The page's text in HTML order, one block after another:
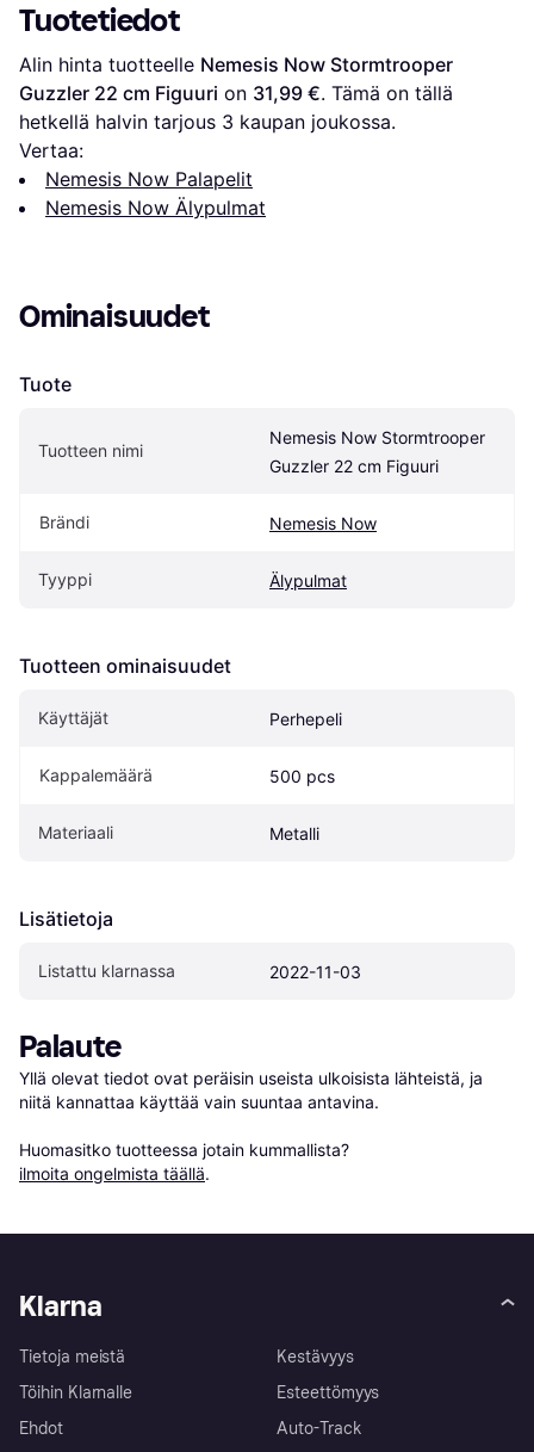
Tuotetiedot
Alin hinta tuotteelle Nemesis Now Stormtrooper
Guzzler 22 cm Figuuri on 31,99 €. Tämä on tällä
hetkellä halvin tarjous 3 kaupan joukossa.
Vertaa:
Nemesis Now Palapelit
Nemesis Now Älypulmat
Ominaisuudet
Tuote
Tuotteen nimi
Nemesis Now Stormtrooper
Guzzler 22 cm Figuuri
Brändi Nemesis Now
Tyyppi Älypulmat
Tuotteen ominaisuudet
Käyttäjät Perhepeli
Kappalemäärä 500 pcs
Materiaali Metalli
Lisätietoja
Listattu klarnassa 2022-11-03
Palaute
Yllä olevat tiedot ovat peräisin useista ulkoisista lähteistä, ja
niitä kannattaa käyttää vain suuntaa antavina.
Huomasitko tuotteessa jotain kummallista?
ilmoita ongelmista täällä.
Klarna
Tietoja meistä
Töihin Klarnalle
Ehdot
Kestävyys
Esteettömyys
Auto-Track